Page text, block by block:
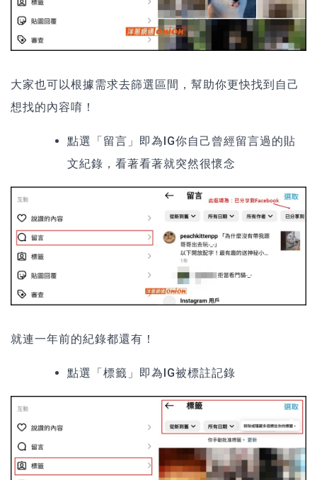
大家也可以根據需求去篩選區間，幫助你更快找到自己
想找的內容唷！
點選 「留言」 即為IG你自己曾經留言過的貼
文紀錄，看著看著就突然很懷念
就連一年前的紀錄都還有！
點選 「標籤」 即為IG被標註記錄